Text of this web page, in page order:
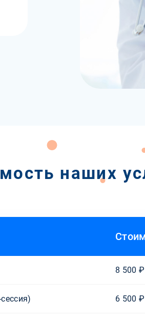
наших
8 500 ₽
6 500 ₽